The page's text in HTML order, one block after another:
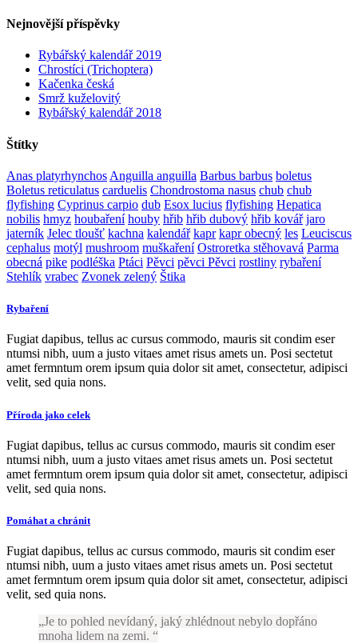
Nejnovější příspěvky
Rybářský kalendář 2019
Chrostíci (Trichoptera)
Kačenka česká
Smrž kuželovitý
Rybářský kalendář 2018
Štítky
Anas platyrhynchos Anguilla anguilla Barbus barbus boletus
Boletus reticulatus carduelis Chondrostoma nasus chub chub
flyfishing Cyprinus carpio dub Esox lucius flyfishing Hepatica
nobilis hmyz houbaření houby hřib hřib dubový hřib kovář jaro
jaterník Jelec tloušť kachna kalendář kapr kapr obecný les Leuciscus
cephalus motýl mushroom muškaření Ostroretka stěhovavá Parma
obecná pike podléška Ptáci Pěvci pěvci Pěvci rostliny rybaření
Stehlík vrabec Zvonek zelený Štika
Rybaření
Fugiat dapibus, tellus ac cursus commodo, mauris sit condim eser
ntumsi nibh, uum a justo vitaes amet risus amets un. Posi sectetut
amet fermntum orem ipsum quia dolor sit amet, consectetur, adipisci
velit, sed quia nons.
Příroda jako celek
Fugiat dapibus, tellus ac cursus commodo, mauris sit condim eser
ntumsi nibh, uum a justo vitaes amet risus amets un. Posi sectetut
amet fermntum orem ipsum quia dolor sit amet, consectetur, adipisci
velit, sed quia nons.
Pomáhat a chránit
Fugiat dapibus, tellus ac cursus commodo, mauris sit condim eser
ntumsi nibh, uum a justo vitaes amet risus amets un. Posi sectetut
amet fermntum orem ipsum quia dolor sit amet, consectetur, adipisci
velit, sed quia nons.
Je to pohled nevídaný, jaký zhlédnout nebylo dopřáno
mnoha lidem na zemi.